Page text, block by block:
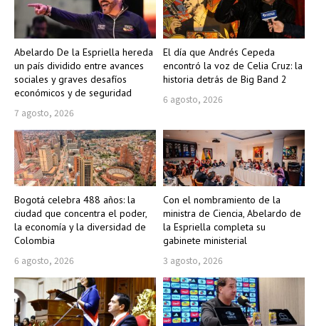
Abelardo De la Espriella hereda
un país dividido entre avances
sociales y graves desafíos
económicos y de seguridad
7 agosto, 2026
El día que Andrés Cepeda
encontró la voz de Celia Cruz: la
historia detrás de Big Band 2
6 agosto, 2026
Bogotá celebra 488 años: la
ciudad que concentra el poder,
la economía y la diversidad de
Colombia
6 agosto, 2026
Con el nombramiento de la
ministra de Ciencia, Abelardo de
la Espriella completa su
gabinete ministerial
3 agosto, 2026